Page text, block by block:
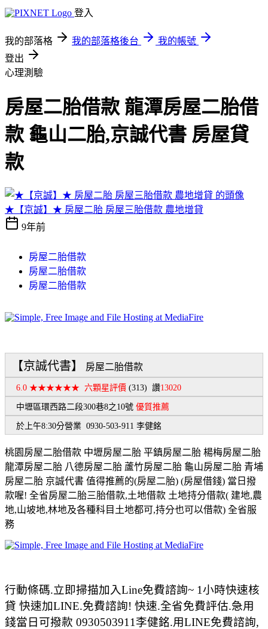
登入
我的部落格 我的部落格後台
我的帳號
登出
心理測驗
房屋二胎借款 龍潭房屋二胎借
款 龜山二胎,京誠代書 房屋貸
款
★【京誠】★ 房屋二胎 房屋三胎借款 農地增貸
9年前
房屋二胎借款
房屋二胎借款
房屋二胎借款
【京誠代書】 房屋二胎借款
6.0 ★★★★★★ 六顆星評價 (313) 讚13020
中壢區環西路二段300巷8之10號 優質推薦
於上午8:30分營業 0930-503-911 李健銘
桃園房屋二胎借款 中壢房屋二胎 平鎮房屋二胎 楊梅房屋二胎
龍潭房屋二胎 八德房屋二胎 蘆竹房屋二胎 龜山房屋二胎 青埔
房屋二胎 京誠代書 值得推薦的(房屋二胎) (房屋借錢) 當日撥
款喔! 全省房屋二胎三胎借款,土地借款 土地持分借款( 建地,農
地,山坡地,林地及各種科目土地都可,持分也可以借款) 全省服
務
行動條碼.立即掃描加入Line免費諮詢~ 1小時快速核
貸 快速加LINE.免費諮詢! 快速.全省免費評估.急用
錢當日可撥款 0930503911李健銘.用LINE免費諮詢,